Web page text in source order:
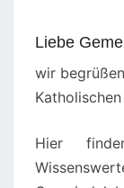
Liebe
wir
Hier